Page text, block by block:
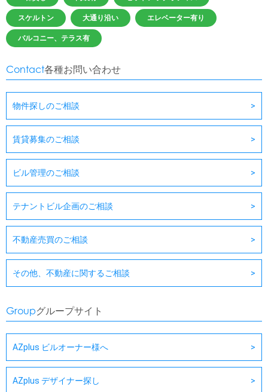
スケルトン 大通り沿い エレベーター有り
バルコニー、テラス有
Contact各種お問い合わせ
物件探しのご相談
賃貸募集のご相談
ビル管理のご相談
テナントビル企画のご相談
不動産売買のご相談
その他、不動産に関するご相談
Groupグループサイト
AZplus ビルオーナー様へ
AZplus デザイナー探し